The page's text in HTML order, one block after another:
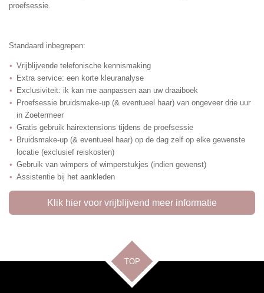
proefsessie.
Standaard inbegrepen:
Vrijblijvende telefonische kennismaking
Extra service: een korte kleuranalyse
Exclusiviteit: ik kan me aanpassen aan uw draaiboek
Proefsessie bruidsmake-up (& eventueel haar) van ongeveer drie uur
in Zoetermeer
Gratis gebruik hairextensions tijdens de proefsessie
Bruidsmake-up (& eventueel haar) op de dag zelf op elke gewenste
locatie (exclusief reiskosten)
Gebruik van wimpers of wimperstukjes (indien gewenst)
Assistentie bij het aankleden
Klik hier voor vrijblijvend meer informatie
TOP